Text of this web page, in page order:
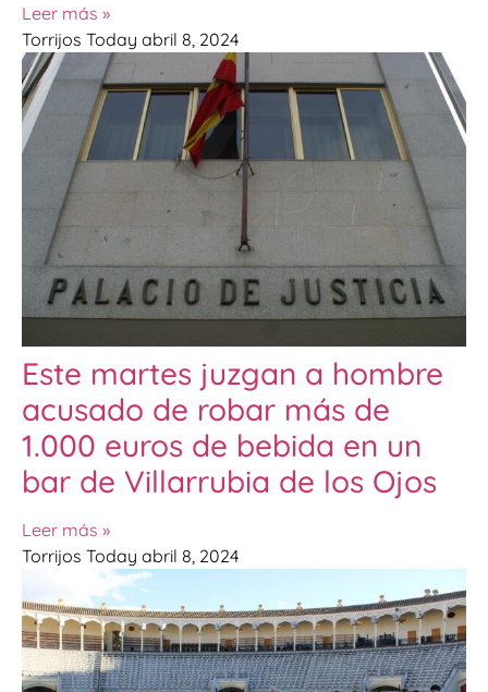
Leer más »
Torrijos Today abril 8, 2024
Este martes juzgan a hombre
acusado de robar más de
1.000 euros de bebida en un
bar de Villarrubia de los Ojos
Leer más »
Torrijos Today abril 8, 2024